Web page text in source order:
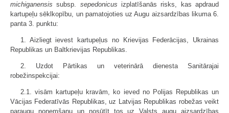
michiganensis subsp. sepedonicus izplatīšanās risks, kas apdraud
kartupeļu sēklkopību, un pamatojoties uz Augu aizsardzības likuma 6.
panta 3. punktu:
1. Aizliegt ievest kartupeļus no Krievijas Federācijas, Ukrainas
Republikas un Baltkrievijas Republikas.
2. Uzdot Pārtikas un veterinārā dienesta Sanitārajai
robežinspekcijai:
2.1. visām kartupeļu kravām, ko ieved no Polijas Republikas un
Vācijas Federatīvās Republikas, uz Latvijas Republikas robežas veikt
paraugu noņemšanu un nosūtīt tos uz Valsts augu aizsardzības